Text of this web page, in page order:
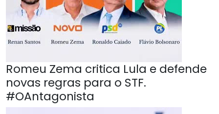
Romeu Zema critica Lula e defende
novas regras para o STF.
#OAntagonista